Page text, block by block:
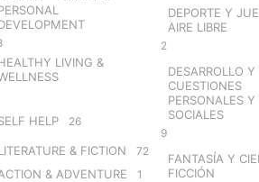
LIVING &
HELP 26
& FICTION 72
& ADVENTURE 1
DEPORTE Y
AIRE LIBRE
2
DESARROLLO Y
CUESTIONES
PERSONALES Y
SOCIALES
9
FANTASÍA Y
FICCIÓN